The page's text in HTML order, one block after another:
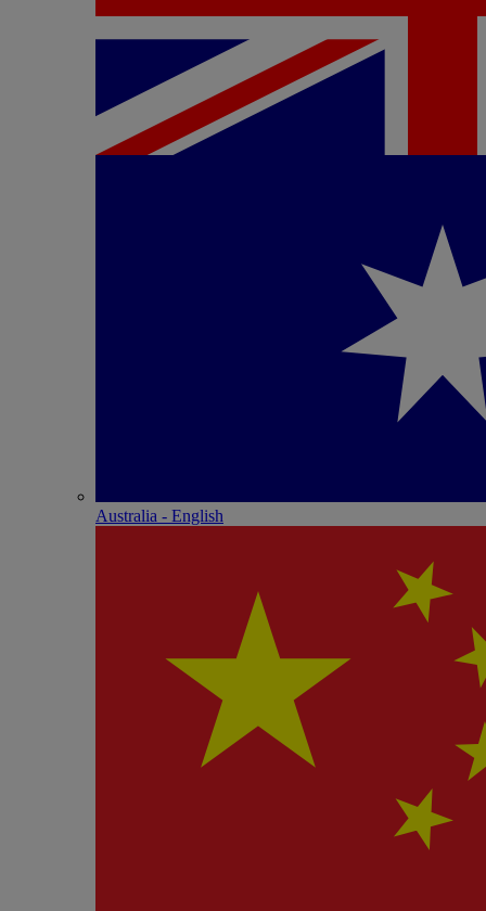
Australia - English